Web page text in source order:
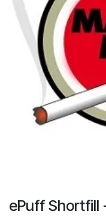
ePuff Shortfill